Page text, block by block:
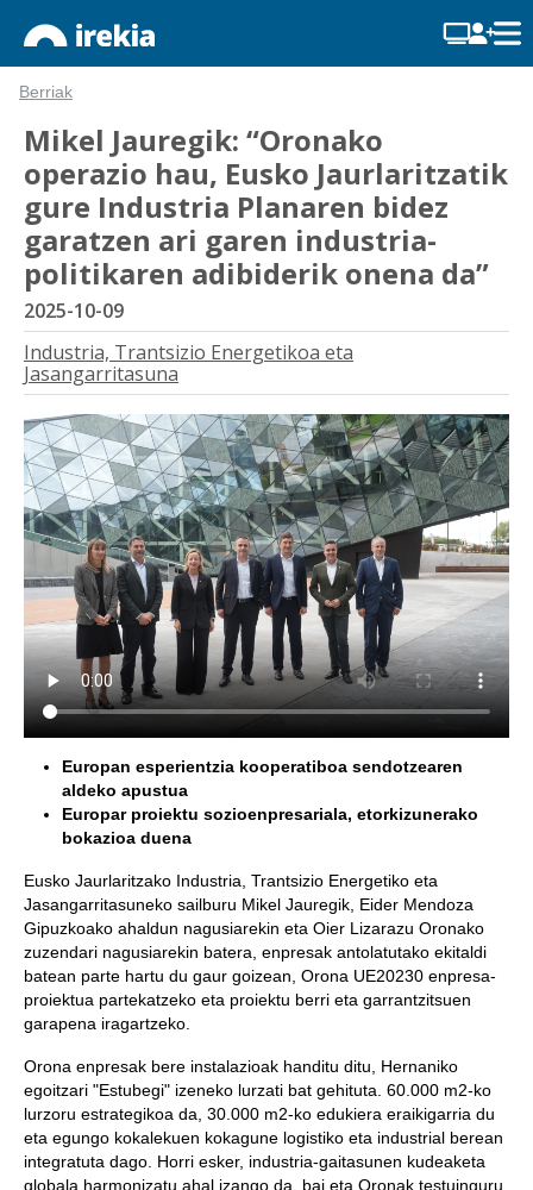
Berriak
Mikel Jauregik: “Oronako
operazio hau, Eusko Jaurlaritzatik
gure Industria Planaren bidez
garatzen ari garen industria-
politikaren adibiderik onena da”
2025-10-09
Industria, Trantsizio Energetikoa eta
Jasangarritasuna
Europan esperientzia kooperatiboa sendotzearen
aldeko apustua
Europar proiektu sozioenpresariala, etorkizunerako
bokazioa duena
Eusko Jaurlaritzako Industria, Trantsizio Energetiko eta
Jasangarritasuneko sailburu Mikel Jauregik, Eider Mendoza
Gipuzkoako ahaldun nagusiarekin eta Oier Lizarazu Oronako
zuzendari nagusiarekin batera, enpresak antolatutako ekitaldi
batean parte hartu du gaur goizean, Orona UE20230 enpresa-
proiektua partekatzeko eta proiektu berri eta garrantzitsuen
garapena iragartzeko.
Orona enpresak bere instalazioak handitu ditu, Hernaniko
egoitzari "Estubegi" izeneko lurzati bat gehituta. 60.000 m2-ko
lurzoru estrategikoa da, 30.000 m2-ko edukiera eraikigarria du
eta egungo kokalekuen kokagune logistiko eta industrial berean
integratuta dago. Horri esker, industria-gaitasunen kudeaketa
globala harmonizatu ahal izango da, bai eta Oronak testuinguru